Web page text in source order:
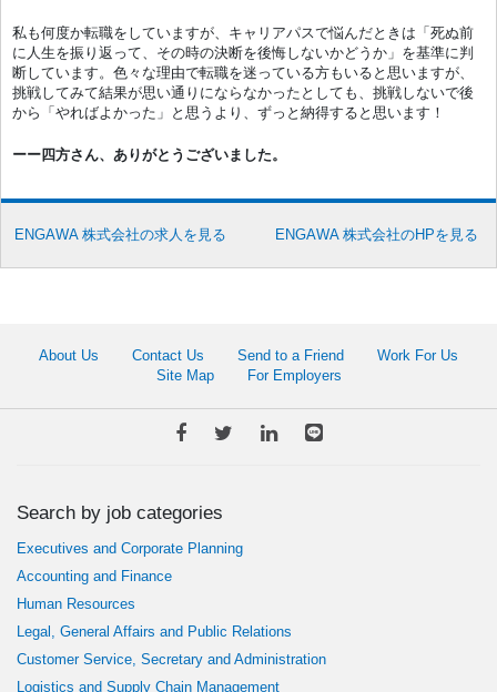
私も何度か転職をしていますが、キャリアパスで悩んだときは「死ぬ前
に人生を振り返って、その時の決断を後悔しないかどうか」を基準に判
断しています。色々な理由で転職を迷っている方もいると思いますが、
挑戦してみて結果が思い通りにならなかったとしても、挑戦しないで後
から「やればよかった」と思うより、ずっと納得すると思います！
ーー四方さん、ありがとうございました。
ENGAWA 株式会社の求人を見る ENGAWA 株式会社のHPを見る
About Us Contact Us Send to a Friend
Work For Us
Site Map
For Employers
Search by job categories
Executives and Corporate Planning
Accounting and Finance
Human Resources
Legal, General Affairs and Public Relations
Customer Service, Secretary and Administration
Logistics and Supply Chain Management